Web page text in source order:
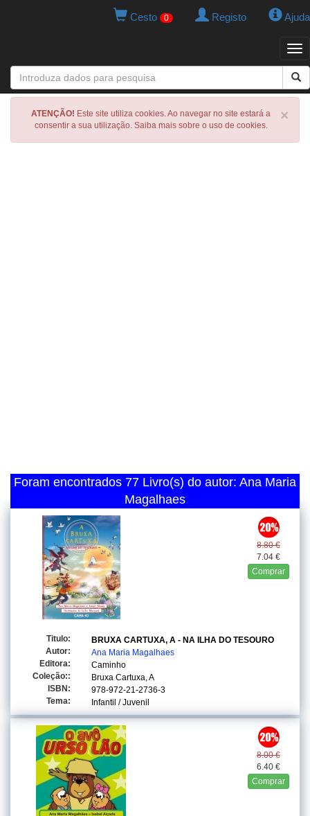
Cesto 0 Registo Ajuda
×
ATENÇÃO! Este site utiliza cookies. Ao navegar no site estará a
consentir a sua utilização. Saiba mais sobre o uso de cookies.
Foram encontrados 77 Livro(s) do autor: Ana Maria
Magalhaes
8.80 €
7.04 €
Comprar
Titulo:
BRUXA CARTUXA, A - NA ILHA DO TESOURO
Autor:
Ana Maria Magalhaes
Editora:
Caminho
Coleção::
Bruxa Cartuxa, A
ISBN:
978-972-21-2736-3
Tema:
Infantil / Juvenil
8.00 €
6.40 €
Comprar